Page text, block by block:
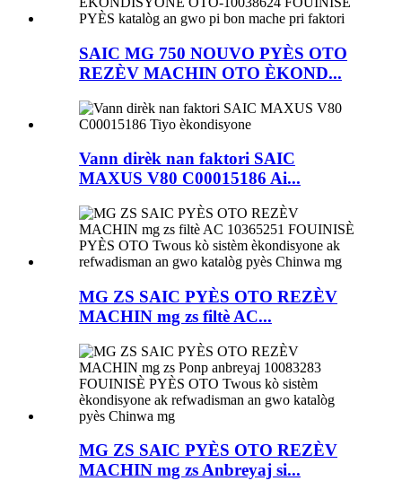
SAIC MG 750 NOUVO PYÈS OTO
REZÈV MACHIN OTO ÈKOND...
Vann dirèk nan faktori SAIC
MAXUS V80 C00015186 Ai...
MG ZS SAIC PYÈS OTO REZÈV
MACHIN mg zs filtè AC...
MG ZS SAIC PYÈS OTO REZÈV
MACHIN mg zs Anbreyaj si...